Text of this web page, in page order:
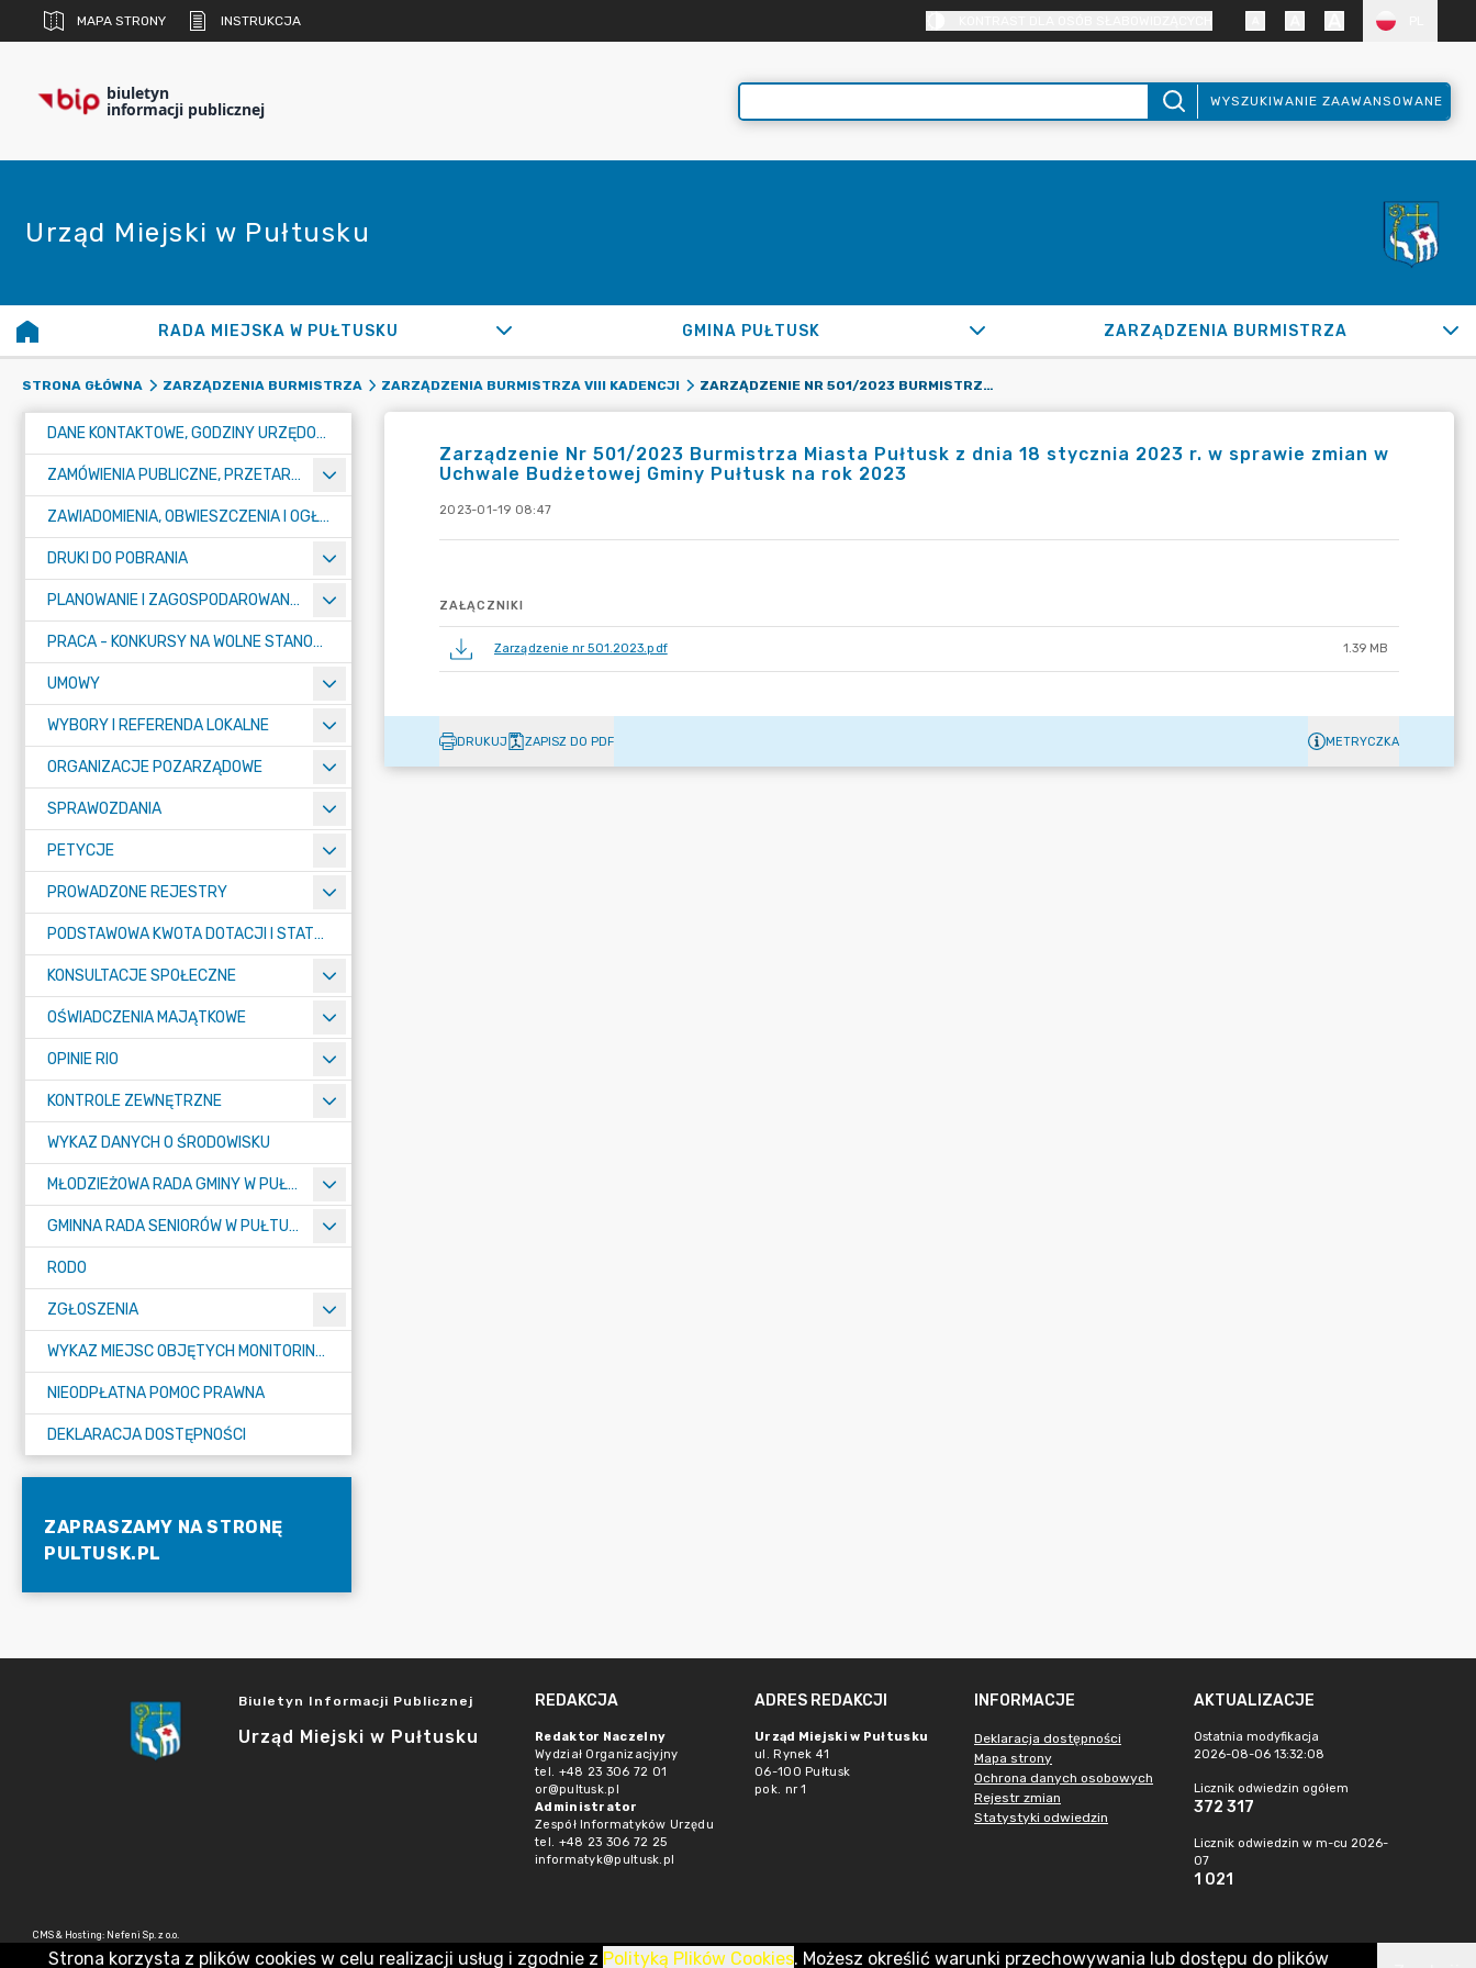
MAPA STRONY INSTRUKCJA
biuletyn
informacji publicznej WYSZUKIWANIE ZAAWANSOWANE
Urząd Miejski w Pułtusku
RADA MIEJSKA W PUŁTUSKU GMINA PUŁTUSK ZARZĄDZENIA BURMISTRZA
STRONA GŁÓWNA ZARZĄDZENIA BURMISTRZA ZARZĄDZENIA BURMISTRZA VIII KADENCJI ZARZĄDZENIE NR 501/2023 BURMISTRZA MIASTA PUŁTUSK Z DNIA 18 STYCZNIA 2023 R. W SPRAWIE ZMIAN W UCHWALE BUDŻETOWEJ GMINY PUŁTUSK NA ROK 2023
DANE KONTAKTOWE, GODZINY URZĘDOWANIA I NUMER KONTA BANKOWEGO
ZAMÓWIENIA PUBLICZNE, PRZETARGI, KONKURSY
ZAWIADOMIENIA, OBWIESZCZENIA I OGŁOSZENIA
DRUKI DO POBRANIA
PLANOWANIE I ZAGOSPODAROWANIE PRZESTRZENNE
PRACA - KONKURSY NA WOLNE STANOWISKA
UMOWY
WYBORY I REFERENDA LOKALNE
ORGANIZACJE POZARZĄDOWE
SPRAWOZDANIA
PETYCJE
PROWADZONE REJESTRY
PODSTAWOWA KWOTA DOTACJI I STATYSTYCZNA LICZBA UCZNIÓW
KONSULTACJE SPOŁECZNE
OŚWIADCZENIA MAJĄTKOWE
OPINIE RIO
KONTROLE ZEWNĘTRZNE
WYKAZ DANYCH O ŚRODOWISKU
MŁODZIEŻOWA RADA GMINY W PUŁTUSKU
GMINNA RADA SENIORÓW W PUŁTUSKU
RODO
ZGŁOSZENIA
WYKAZ MIEJSC OBJĘTYCH MONITORINGIEM
NIEODPŁATNA POMOC PRAWNA
DEKLARACJA DOSTĘPNOŚCI
ZAPRASZAMY NA STRONĘ
PULTUSK.PL
Zarządzenie Nr 501/2023 Burmistrza Miasta Pułtusk z dnia 18 stycznia 2023 r. w sprawie zmian w
Uchwale Budżetowej Gminy Pułtusk na rok 2023
2023-01-19 08:47
ZAŁĄCZNIKI
Zarządzenie nr 501.2023.pdf 1.39 MB
DRUKUJ ZAPISZ DO PDF METRYCZKA
Biuletyn Informacji Publicznej
Urząd Miejski w Pułtusku
REDAKCJA
Redaktor Naczelny
Wydział Organizacjyjny
tel. +48 23 306 72 01
or@pultusk.pl
Administrator
Zespół Informatyków Urzędu
tel. +48 23 306 72 25
informatyk@pultusk.pl
ADRES REDAKCJI
Urząd Miejski w Pułtusku
ul. Rynek 41
06-100 Pułtusk
pok. nr 1
INFORMACJE
Deklaracja dostępności
Mapa strony
Ochrona danych osobowych
Rejestr zmian
Statystyki odwiedzin
AKTUALIZACJE
Ostatnia modyfikacja
2026-08-06 13:32:08
Licznik odwiedzin ogółem
372 317
Licznik odwiedzin w m-cu 2026-
07
1 021
CMS & Hosting: Nefeni Sp. z o.o.
Strona korzysta z plików cookies w celu realizacji usług i zgodnie z Polityką Plików Cookies. Możesz określić warunki przechowywania lub dostępu do plików